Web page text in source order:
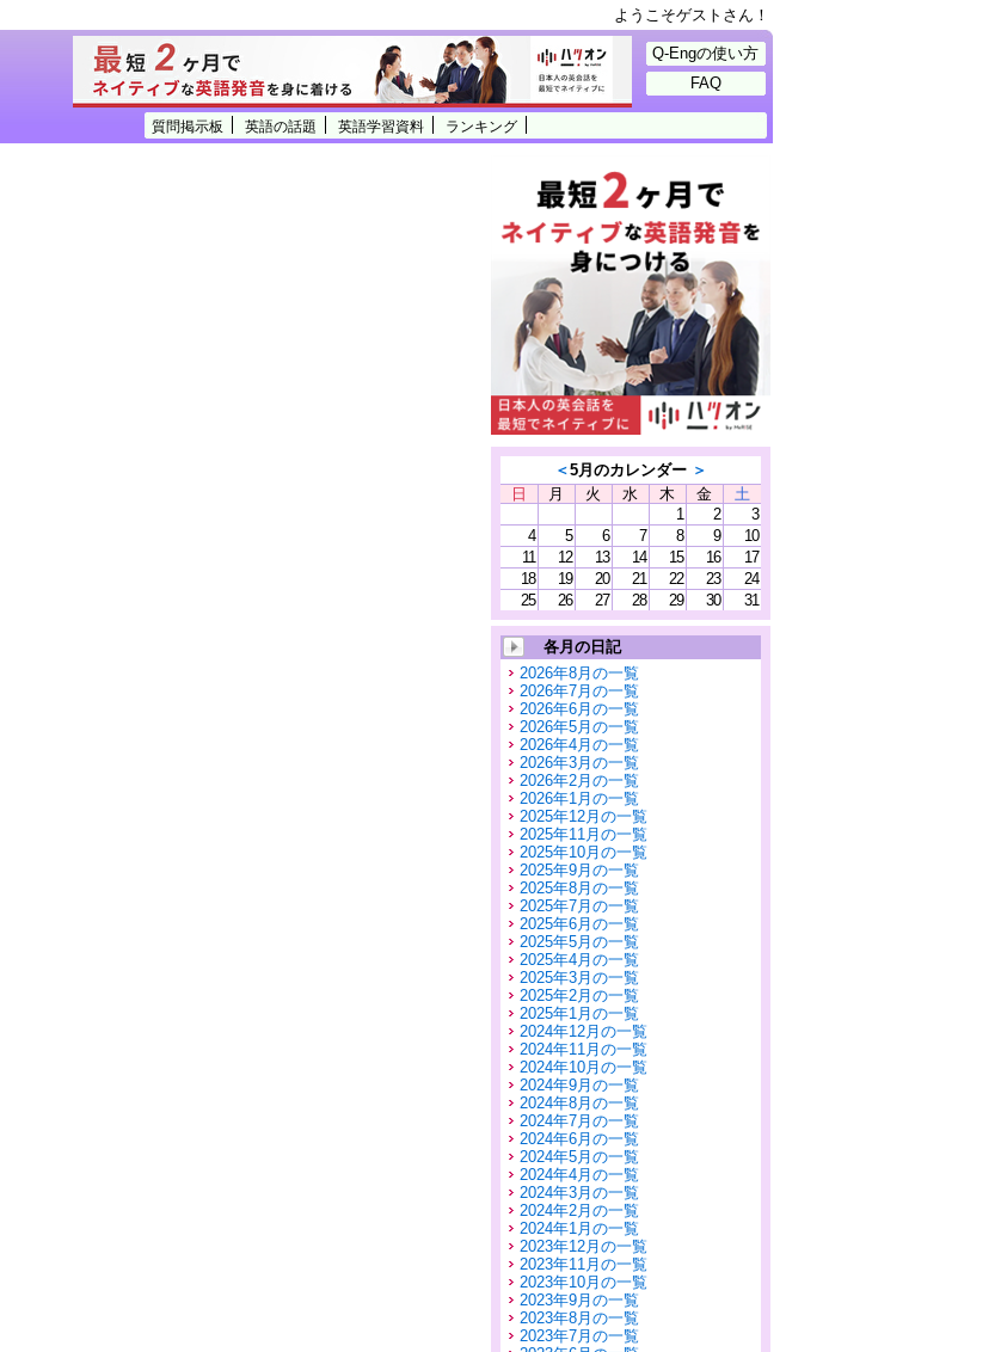
ようこそゲストさん！
質問掲示板 英語の話題 英語学習資料 ランキング
Q-Engの使い方
FAQ
＜5月のカレンダー ＞
日
月 火 水 木 金
土
1
2
3
4
5 6 7 8 9
10
11
12 13 14 15 16
17
18
19 20 21 22 23
24
25
26 27 28 29 30 31
各月の日記
2026年8月の一覧
2026年7月の一覧
2026年6月の一覧
2026年5月の一覧
2026年4月の一覧
2026年3月の一覧
2026年2月の一覧
2026年1月の一覧
2025年12月の一覧
2025年11月の一覧
2025年10月の一覧
2025年9月の一覧
2025年8月の一覧
2025年7月の一覧
2025年6月の一覧
2025年5月の一覧
2025年4月の一覧
2025年3月の一覧
2025年2月の一覧
2025年1月の一覧
2024年12月の一覧
2024年11月の一覧
2024年10月の一覧
2024年9月の一覧
2024年8月の一覧
2024年7月の一覧
2024年6月の一覧
2024年5月の一覧
2024年4月の一覧
2024年3月の一覧
2024年2月の一覧
2024年1月の一覧
2023年12月の一覧
2023年11月の一覧
2023年10月の一覧
2023年9月の一覧
2023年8月の一覧
2023年7月の一覧